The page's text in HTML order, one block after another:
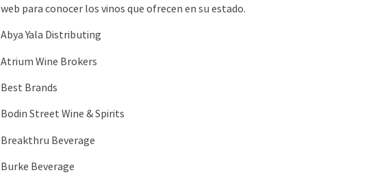
web para conocer los vinos que ofrecen en su estado.
Abya Yala Distributing
Atrium Wine Brokers
Best Brands
Bodin Street Wine & Spirits
Breakthru Beverage
Burke Beverage